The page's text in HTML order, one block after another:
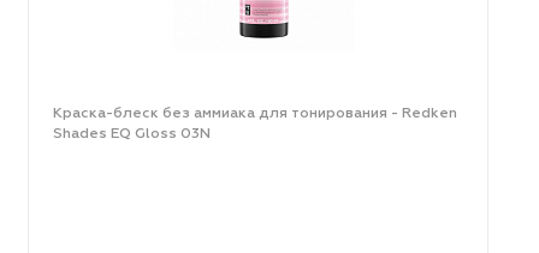
Краска-блеск без аммиака для тонирования - Redken
Shades EQ Gloss 03N